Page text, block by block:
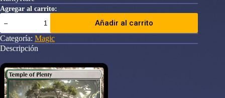
Agregar al carrito:
Temple
of
Plenty
cantidad
Añadir al carrito
Categoría: Magic
Descripción